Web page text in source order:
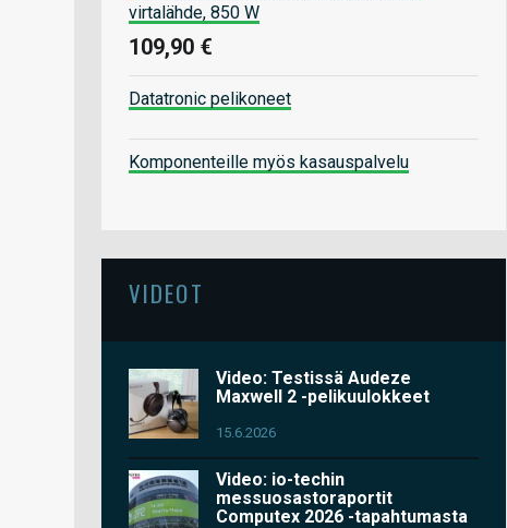
virtalähde, 850 W
109,90 €
Datatronic pelikoneet
Komponenteille myös kasauspalvelu
VIDEOT
Video: Testissä Audeze
Maxwell 2 -pelikuulokkeet
15.6.2026
Video: io-techin
messuosastoraportit
Computex 2026 -tapahtumasta